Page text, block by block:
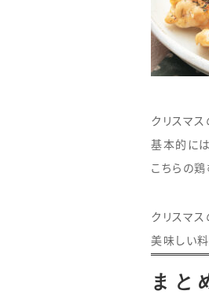
クリスマス
基本的に
こちらの
クリスマ
美味しい料
まと